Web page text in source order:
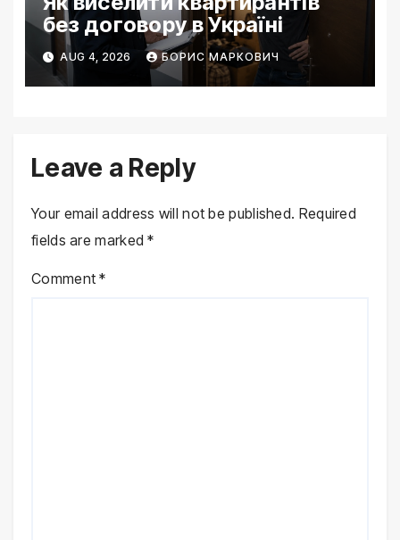
без договору в Україні
AUG 4, 2026 БОРИС МАРКОВИЧ
Leave a Reply
Your email address will not be published. Required
fields are marked*
Comment*